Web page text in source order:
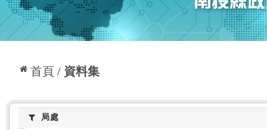
首頁 資料集
:::
局處局處